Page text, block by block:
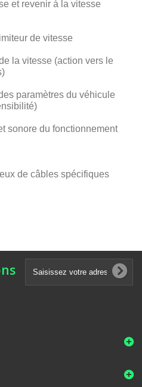
et revenir à la vitesse
de vitesse
la vitesse (action vers le
paramètres du véhicule
sonore du fonctionnement
de câbles spécifiques